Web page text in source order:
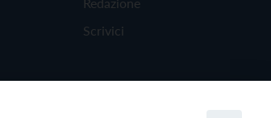
Scrivici